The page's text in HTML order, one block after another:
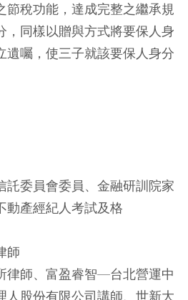
節稅功能，達成完整之繼承規
，同樣以贈與方式將要保人身
遺囑，使三子就該要保人身分
託委員會委員、金融研訓院家
動產經紀人考試及格
師
律師、富盈睿智—台北營運中
人股份有限公司講師、世新大